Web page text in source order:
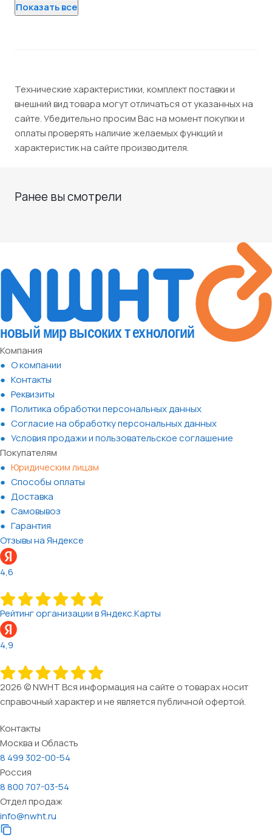
Показать все
Технические характеристики, комплект поставки и
внешний вид товара могут отличаться от указанных на
сайте. Убедительно просим Вас на момент покупки и
оплаты проверять наличие желаемых функций и
характеристик на сайте производителя.
Ранее вы смотрели
Компания
О компании
Контакты
Реквизиты
Политика обработки персональных данных
Согласие на обработку персональных данных
Условия продажи и пользовательское соглашение
Покупателям
Юридическим лицам
Способы оплаты
Доставка
Самовывоз
Гарантия
Отзывы на Яндексе
4,6
Рейтинг организации в Яндекс.Карты
4,9
2026 © NWHT Вся информация на сайте о товарах носит
справочный характер и не является публичной офертой.
Контакты
Москва и Область
8 499 302-00-54
Россия
8 800 707-03-54
Отдел продаж
info@nwht.ru